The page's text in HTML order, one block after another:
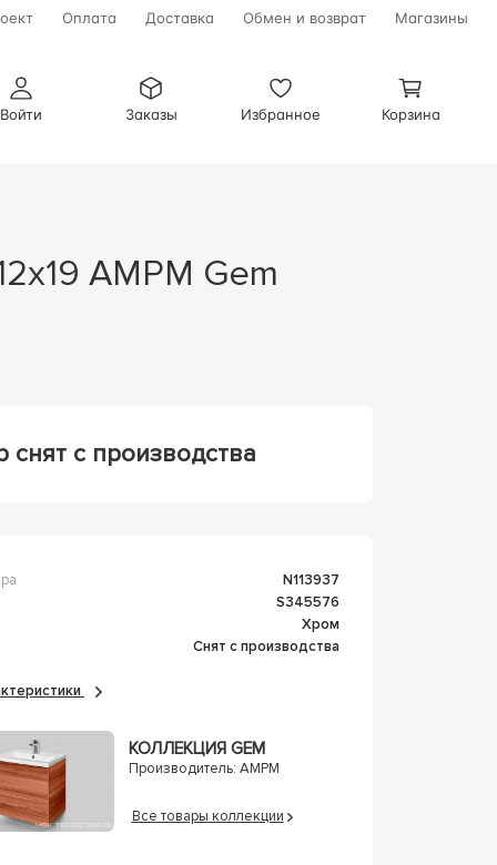
Оплата Доставка Обмен и возврат Магазины
Войти
Заказы Избранное Корзина
снят с производства
n113937
s345576
Хром
Снят с производства
КОЛЛЕКЦИЯ GEM
Производитель: AMPM
Все товары коллекции